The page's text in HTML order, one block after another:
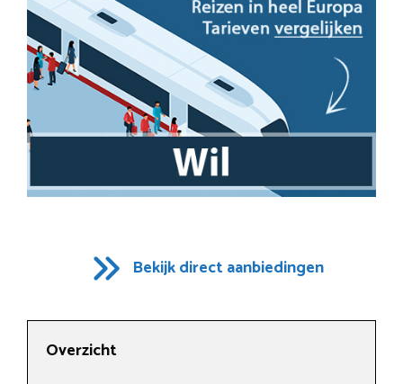
Bekijk direct aanbiedingen
Overzicht